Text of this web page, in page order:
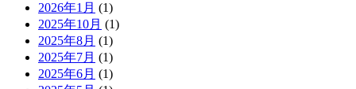
2026年1月 (1)
2025年10月 (1)
2025年8月 (1)
2025年7月 (1)
2025年6月 (1)